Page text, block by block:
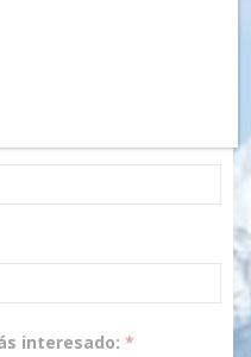
de las novedades y
interesado: *